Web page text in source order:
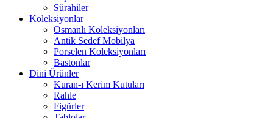
Sürahiler
Koleksiyonlar
Osmanlı Koleksiyonları
Antik Sedef Mobilya
Porselen Koleksiyonları
Bastonlar
Dini Ürünler
Kuran-ı Kerim Kutuları
Rahle
Figürler